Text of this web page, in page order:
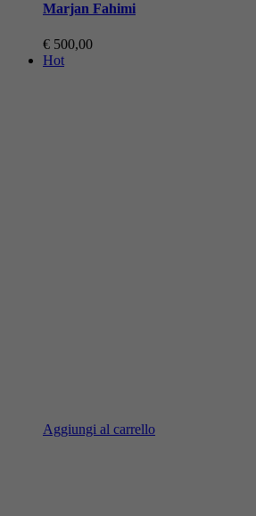
Marjan Fahimi
€ 500,00
Hot
Aggiungi al carrello